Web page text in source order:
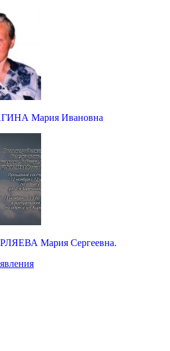
Мария Ивановна
Мария Сергеевна.